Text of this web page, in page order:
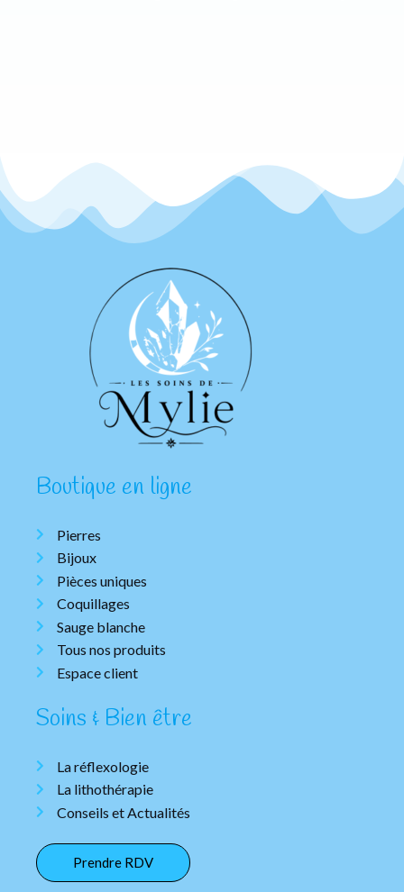
Boutique en ligne
Pierres
Bijoux
Pièces uniques
Coquillages
Sauge blanche
Tous nos produits
Espace client
Soins & Bien être
La réflexologie
La lithothérapie
Conseils et Actualités
Prendre RDV